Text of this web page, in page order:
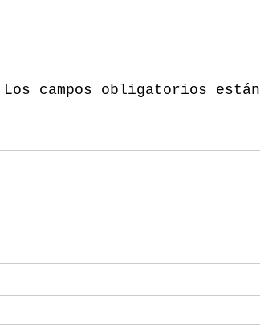
Los campos obligatorios están